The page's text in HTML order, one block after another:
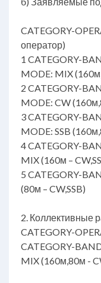
CATEGORY-
оператор)
1 CATEGORY-
MODE: MIX
2 CATEGORY-
MODE: CW
3 CATEGORY-
MODE: SSB
4 CATEGORY-
MIX (160м –
5 CATEGORY-
(80м – CW,SSB)
2. Коллективные
CATEGORY-
CATEGORY-
MIX (160м,80м -